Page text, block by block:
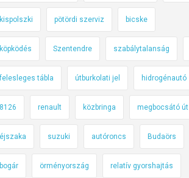
kispolszki pötördi szerviz bicske
köpködés Szentendre szabálytalanság
felesleges tábla útburkolati jel hidrogénautó
8126 renault közbringa megbocsátó út
éjszaka suzuki autóroncs Budaörs
bogár örményország relatív gyorshajtás